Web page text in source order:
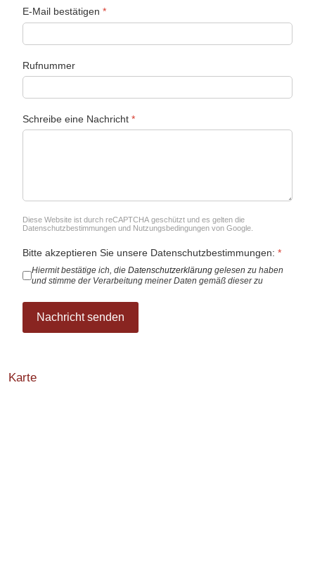
E-Mail bestätigen *
Rufnummer
Schreibe eine Nachricht *
reCAPTCHA*
Diese Website ist durch reCAPTCHA geschützt und es gelten die
Datenschutzbestimmungen und Nutzungsbedingungen von Google.
Bitte akzeptieren Sie unsere Datenschutzbestimmungen: *
Hiermit bestätige ich, die Datenschutzerklärung gelesen zu haben
und stimme der Verarbeitung meiner Daten gemäß dieser zu
Nachricht senden
Karte